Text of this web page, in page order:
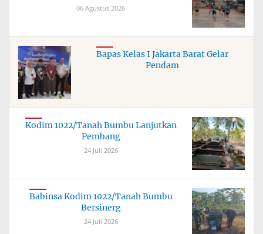
06 Agustus 2026
Bapas Kelas I Jakarta Barat Gelar
Pendam
Kodim 1022/Tanah Bumbu Lanjutkan
Pembang
24 Juli 2026
Babinsa Kodim 1022/Tanah Bumbu
Bersinerg
24 Juli 2026